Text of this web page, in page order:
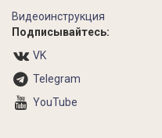
Видеоинструкция
Подписывайтесь:
VK
Telegram
YouTube